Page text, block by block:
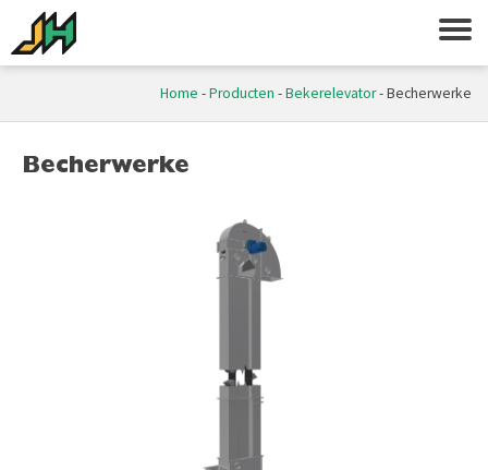
Home -Producten -Bekerelevator-Becherwerke
Becherwerke